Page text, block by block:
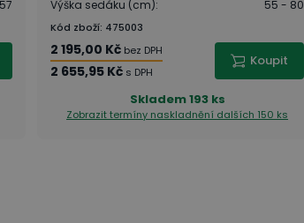
Výška sedáku (cm): 55 - 80
Kód zboží: 475003
2 195,00 Kč bez DPH
2 655,95 Kč s DPH
Koupit
Skladem193 ks
Zobrazit termíny naskladnění dalších 150 ks